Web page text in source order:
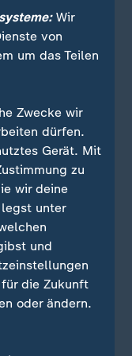
auf Zeit
hat es nun
für 90
Asylanträge
man die
will
Asylrecht längst
oft mit Gewalt.
kein
stirbt.
Wir
von
um das Teilen
Zwecke wir
dürfen.
Gerät. Mit
zu
wir deine
unter
und
die Zukunft
oder ändern.